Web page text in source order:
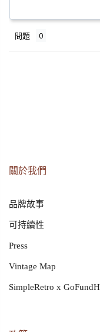
問題
關於我們
品牌故事
可持續性
Press
Vintage Map
SimpleRetro x